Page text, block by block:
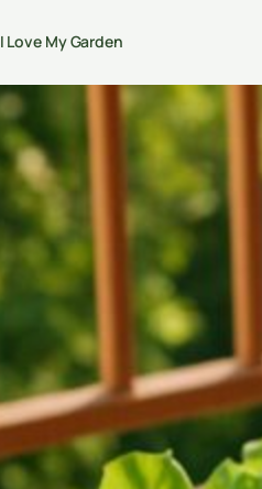
I Love My Garden